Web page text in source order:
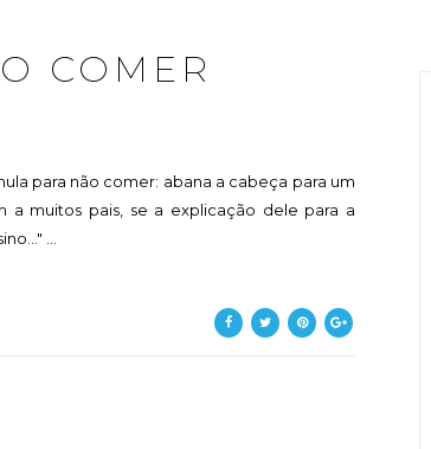
COMER
para não comer: abana a cabeça para um
muitos pais, se a explicação dele para a
...